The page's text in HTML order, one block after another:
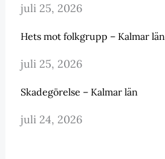
juli 25, 2026
Hets mot folkgrupp – Kalmar län
juli 25, 2026
Skadegörelse – Kalmar län
juli 24, 2026